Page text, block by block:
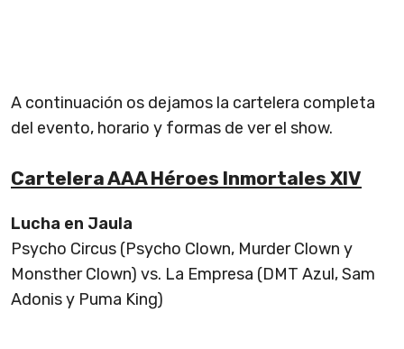
A continuación os dejamos la cartelera completa
del evento, horario y formas de ver el show.
Cartelera AAA Héroes Inmortales XIV
Lucha en Jaula
Psycho Circus (Psycho Clown, Murder Clown y
Monsther Clown) vs. La Empresa (DMT Azul, Sam
Adonis y Puma King)